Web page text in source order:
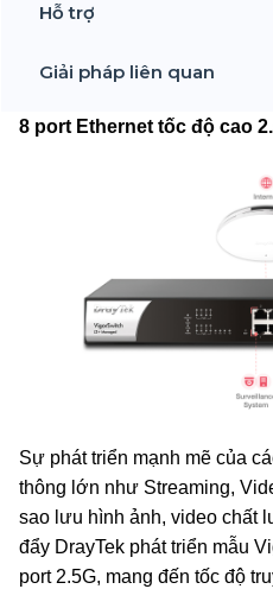
Hỗ trợ
Giải pháp liên quan
8 port Ethernet tốc độ cao
Sự phát triển mạnh mẽ của
thông lớn như Streaming,
sao lưu hình ảnh, video chất
đẩy DrayTek phát triển mẫu
port 2.5G, mang đến tốc độ